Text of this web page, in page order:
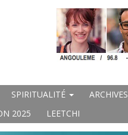
SPIRITUALITÉ ARCHIVES
2025 LEETCHI